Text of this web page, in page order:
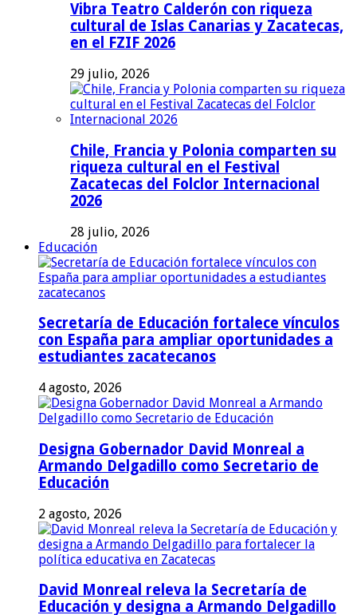
Vibra Teatro Calderón con riqueza
cultural de Islas Canarias y Zacatecas,
en el FZIF 2026
29 julio, 2026
Chile, Francia y Polonia comparten su
riqueza cultural en el Festival
Zacatecas del Folclor Internacional
2026
28 julio, 2026
Educación
Secretaría de Educación fortalece vínculos
con España para ampliar oportunidades a
estudiantes zacatecanos
4 agosto, 2026
Designa Gobernador David Monreal a
Armando Delgadillo como Secretario de
Educación
2 agosto, 2026
David Monreal releva la Secretaría de
Educación y designa a Armando Delgadillo